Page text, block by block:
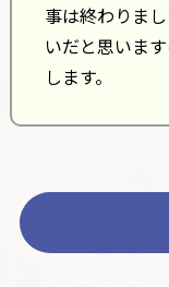
事は終わりま
いだと思いま
します。